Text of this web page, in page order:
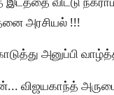
அரசியல் !!!
அனுப்பி
விஜயகாந்த்